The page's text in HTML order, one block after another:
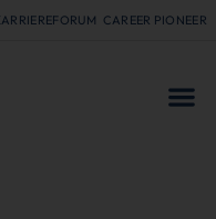
CAREER PIONEER